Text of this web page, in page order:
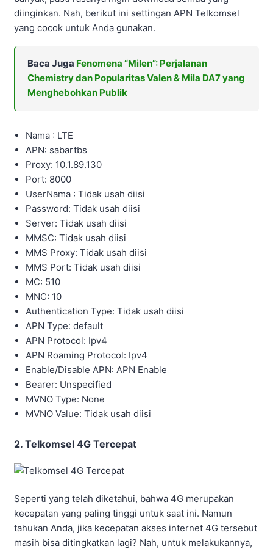
diinginkan. Nah, berikut ini settingan APN Telkomsel
yang cocok untuk Anda gunakan.
Baca Juga Fenomena “Milen”: Perjalanan
Chemistry dan Popularitas Valen & Mila DA7 yang
Menghebohkan Publik
Nama : LTE
APN: sabartbs
Proxy: 10.1.89.130
Port: 8000
UserNama : Tidak usah diisi
Password: Tidak usah diisi
Server: Tidak usah diisi
MMSC: Tidak usah diisi
MMS Proxy: Tidak usah diisi
MMS Port: Tidak usah diisi
MC: 510
MNC: 10
Authentication Type: Tidak usah diisi
APN Type: default
APN Protocol: Ipv4
APN Roaming Protocol: Ipv4
Enable/Disable APN: APN Enable
Bearer: Unspecified
MVNO Type: None
MVNO Value: Tidak usah diisi
2. Telkomsel 4G Tercepat
Seperti yang telah diketahui, bahwa 4G merupakan
kecepatan yang paling tinggi untuk saat ini. Namun
tahukan Anda, jika kecepatan akses internet 4G tersebut
masih bisa ditingkatkan lagi? Nah, untuk melakukannya,